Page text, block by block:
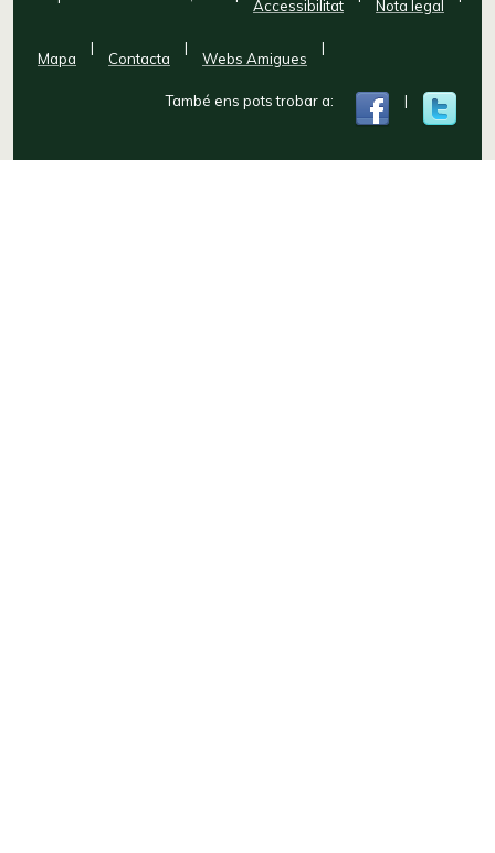
Accessibilitat Nota legal
Mapa
|
Contacta
|
Webs Amigues
|
També ens pots trobar a: |